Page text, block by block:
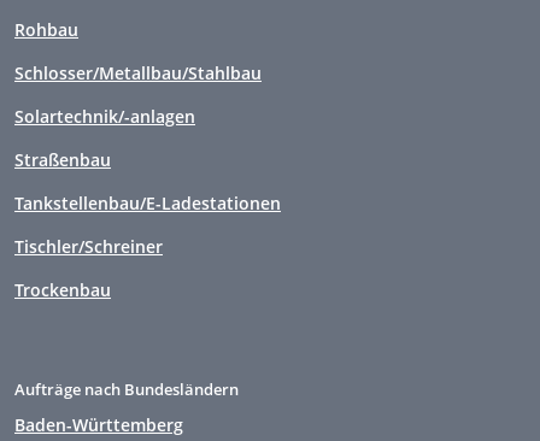
Rohbau
Schlosser/Metallbau/Stahlbau
Solartechnik/-anlagen
Straßenbau
Tankstellenbau/E-Ladestationen
Tischler/Schreiner
Trockenbau
Aufträge nach Bundesländern
Baden-Württemberg